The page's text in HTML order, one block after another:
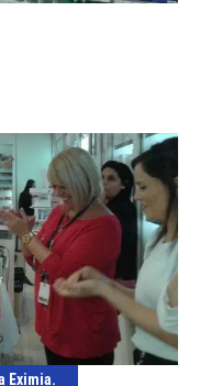
Eximia.